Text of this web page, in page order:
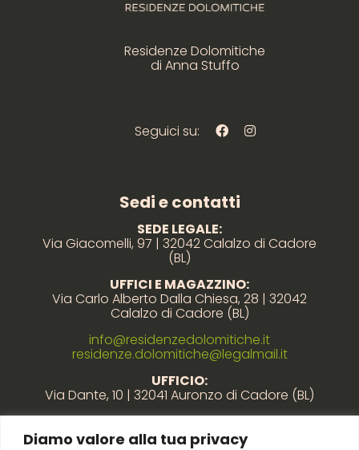
Diamo valore alla tua privacy
Residenze Dolomitiche
di Anna Stuffo
Seguici su:
Sedi e contatti
SEDE LEGALE:
Via Giacomelli, 97 | 32042 Calalzo di Cadore
(BL)
UFFICI E MAGAZZINO:
Via Carlo Alberto Dalla Chiesa, 28 | 32042
Calalzo di Cadore (BL)
info@residenzedolomitiche.it
residenze.dolomitiche@legalmail.it
UFFICIO:
Via Dante, 10 | 32041 Auronzo di Cadore (BL)
auronzo@residenzedolomitiche.it